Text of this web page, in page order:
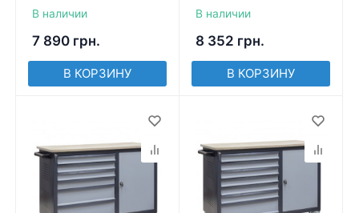
В наличии
7 890 грн.
В КОРЗИНУ
В наличии
8 352 грн.
В КОРЗИНУ